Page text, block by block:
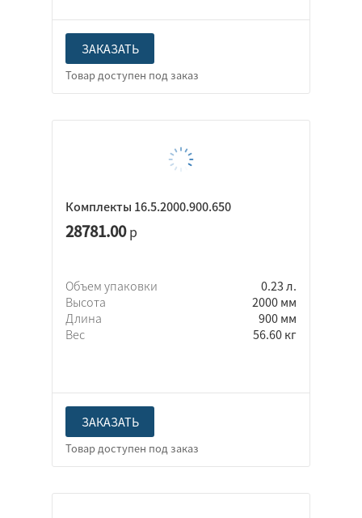
ЗАКАЗАТЬ
Комплекты 16.5.2000.900.650
28781.00р
Объем упаковки
0.23 л.
Высота
2000 мм
Длина
900 мм
Вес
56.60 кг
ЗАКАЗАТЬ